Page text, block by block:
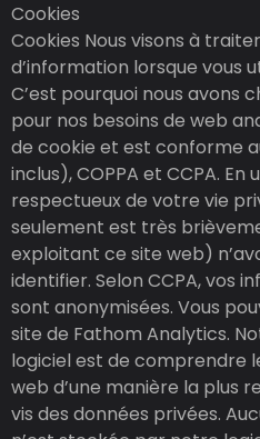
Cookies
Cookies Nous visons à
d’information lorsque vous
C’est pourquoi nous avons
pour nos besoins de web
de cookie et est conforme
inclus), COPPA et CCPA. En
respectueux de votre vie
seulement est très
exploitant ce site web)
identifier. Selon CCPA, vos
sont anonymisées. Vous
site de Fathom Analytics.
logiciel est de comprendre
web d’une manière la plus
vis des données privées.